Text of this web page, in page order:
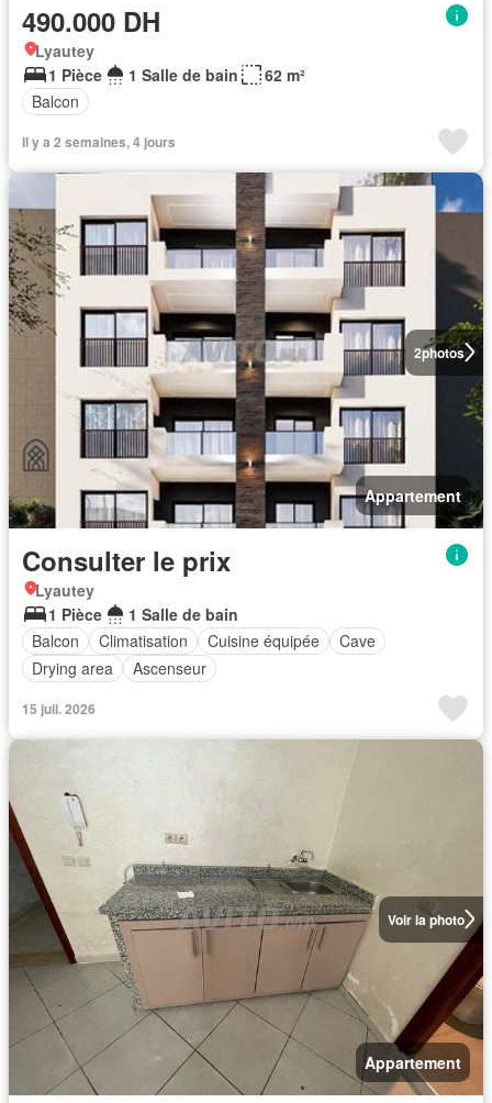
490.000 DH
Lyautey
1 Pièce
1 Salle de bain
62 m²
Balcon
Il y a 2 semaines, 4 jours
2photos
Appartement
Consulter le prix
Lyautey
1 Pièce
1 Salle de bain
Balcon
Climatisation Cuisine équipée
Cave
Drying area
Ascenseur
15 juil. 2026
Voir la photo
Appartement